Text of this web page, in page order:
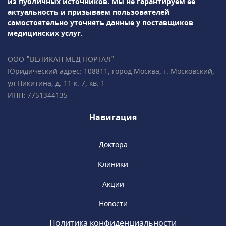
что есть у каждого из нас – здоровье!
Новейшие технологии и материалы, а также
самое современное оборудование – это то,
что позволяет нашим специалистам создать
пациентов от любых проблем с зубами.
Наше диагностическое оборудование
высочайшего уровня позволяет точно
диагностировать патологию и выбрать
оптимальный метод лечения.
актуальность и призываем пользователей
самостоятельно уточнять данные у поставщиков
медицинских услуг.
ООО "ВЕЛИКАН МЕД ПОРТАЛ"
Юридический адрес: 108811, город Москва, г. Московский,
ул Никитина, д. 11 к. 7, кв. 1
ИНН: 7751344135
Навигация
Доктора
Клиники
Акции
Новости
Политика конфиденциальности